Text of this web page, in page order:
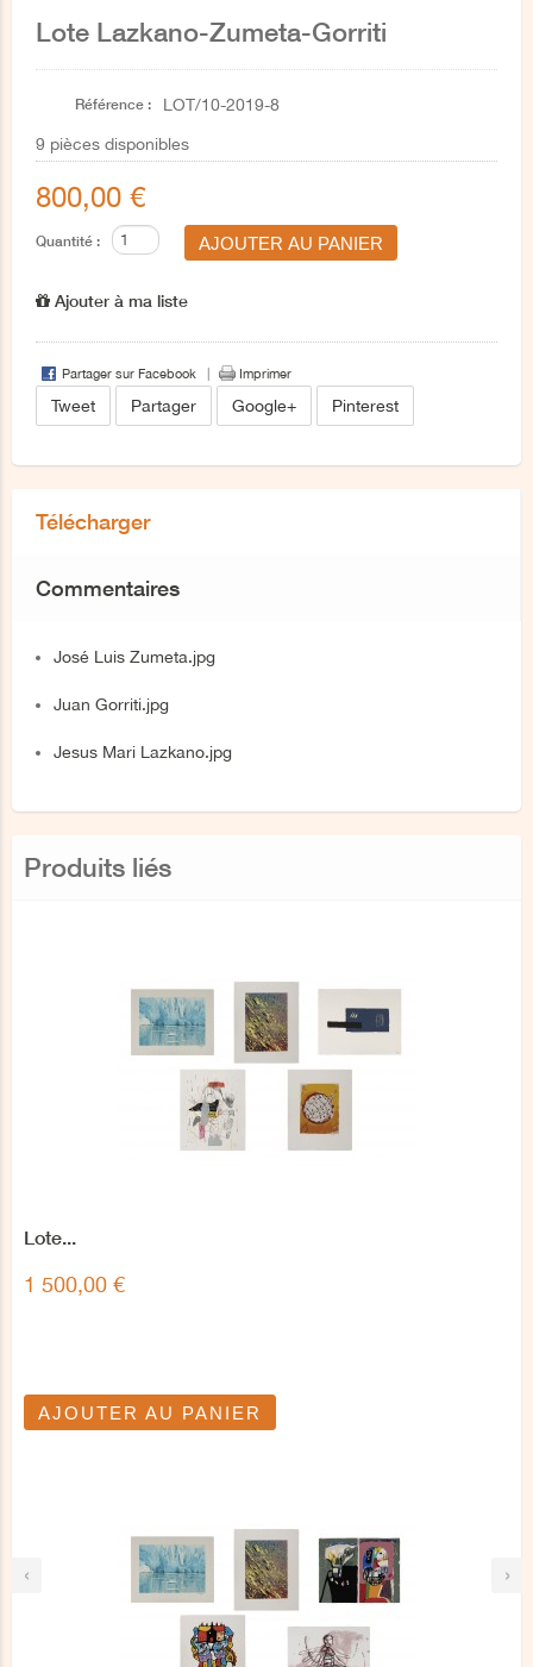
Lote Lazkano-Zumeta-Gorriti
Référence : LOT/10-2019-8
9 pièces disponibles
800,00 €
Quantité :
Ajouter à ma liste
Partager sur Facebook Imprimer
Tweet Partager Google+ Pinterest
Télécharger
Commentaires
José Luis Zumeta.jpg
Juan Gorriti.jpg
Jesus Mari Lazkano.jpg
Produits liés
‹ ›
Lote...
1 500,00 €
AJOUTER AU PANIER